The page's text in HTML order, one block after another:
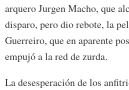
arquero Jurgen Macho, que
disparo, pero dio rebote, la
Guerreiro, que en aparente
empujó a la red de zurda.
La desesperación de los